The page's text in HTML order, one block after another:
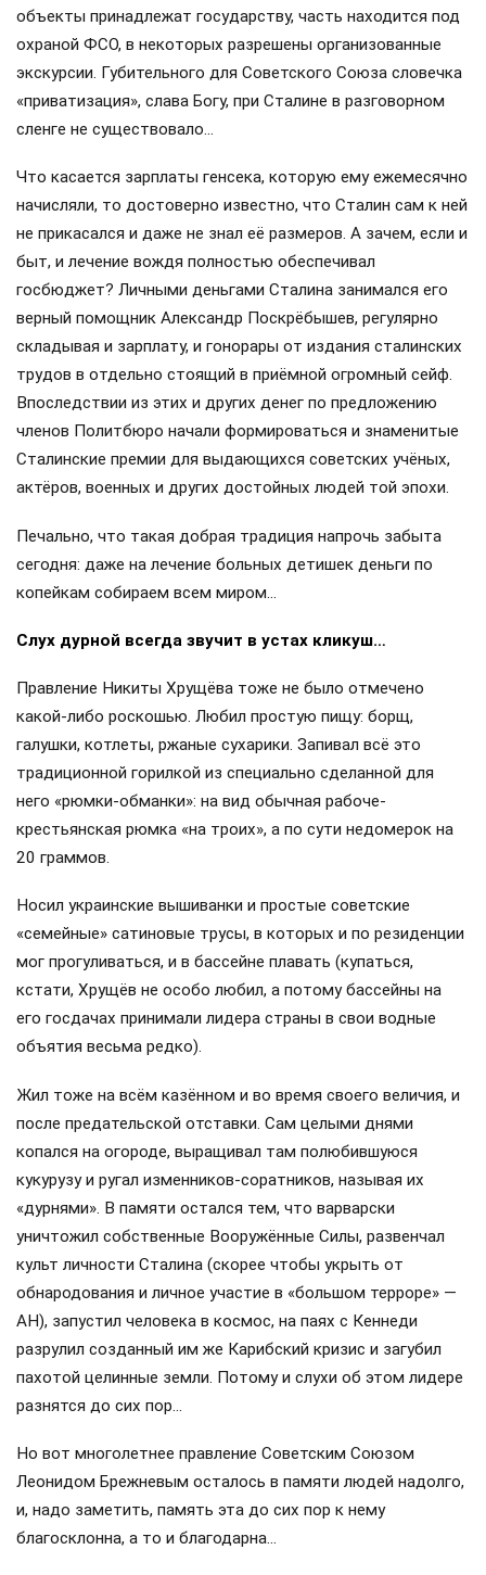
объекты принадлежат государству, часть находится под
охраной ФСО, в некоторых разрешены организованные
экскурсии. Губительного для Советского Союза словечка
«приватизация», слава Богу, при Сталине в разговорном
сленге не существовало…
Что касается зарплаты генсека, которую ему ежемесячно
начисляли, то достоверно известно, что Сталин сам к ней
не прикасался и даже не знал её размеров. А зачем, если и
быт, и лечение вождя полностью обеспечивал
госбюджет? Личными деньгами Сталина занимался его
верный помощник Александр Поскрёбышев, регулярно
складывая и зарплату, и гонорары от издания сталинских
трудов в отдельно стоящий в приёмной огромный сейф.
Впоследствии из этих и других денег по предложению
членов Политбюро начали формироваться и знаменитые
Сталинские премии для выдающихся советских учёных,
актёров, военных и других достойных людей той эпохи.
Печально, что такая добрая традиция напрочь забыта
сегодня: даже на лечение больных детишек деньги по
копейкам собираем всем миром…
Слух дурной всегда звучит в устах кликуш…
Правление Никиты Хрущёва тоже не было отмечено
какой-либо роскошью. Любил простую пищу: борщ,
галушки, котлеты, ржаные сухарики. Запивал всё это
традиционной горилкой из специально сделанной для
него «рюмки-обманки»: на вид обычная рабоче-
крестьянская рюмка «на троих», а по сути недомерок на
20 граммов.
Носил украинские вышиванки и простые советские
«семейные» сатиновые трусы, в которых и по резиденции
мог прогуливаться, и в бассейне плавать (купаться,
кстати, Хрущёв не особо любил, а потому бассейны на
его госдачах принимали лидера страны в свои водные
объятия весьма редко).
Жил тоже на всём казённом и во время своего величия, и
после предательской отставки. Сам целыми днями
копался на огороде, выращивал там полюбившуюся
кукурузу и ругал изменников-соратников, называя их
«дурнями». В памяти остался тем, что варварски
уничтожил собственные Вооружённые Силы, развенчал
культ личности Сталина (скорее чтобы укрыть от
обнародования и личное участие в «большом терроре» —
АН), запустил человека в космос, на паях с Кеннеди
разрулил созданный им же Карибский кризис и загубил
пахотой целинные земли. Потому и слухи об этом лидере
разнятся до сих пор…
Но вот многолетнее правление Советским Союзом
Леонидом Брежневым осталось в памяти людей надолго,
и, надо заметить, память эта до сих пор к нему
благосклонна, а то и благодарна…